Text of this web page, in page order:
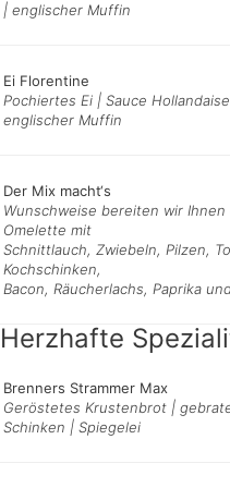
| englischer Muffin
Ei Florentine
Pochiertes Ei | Sauce
englischer Muffin
Der Mix macht‘s
Wunschweise bereiten wir Ihnen
Omelette mit
Schnittlauch, Zwiebeln, Pilzen,
Kochschinken,
Bacon, Räucherlachs, Paprika
Herzhafte
Brenners Strammer Max
Geröstetes Krustenbrot |
Schinken | Spiegelei